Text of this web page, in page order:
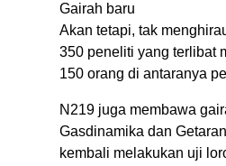
Gairah baru
Akan tetapi, tak
350 peneliti yang terlibat
150 orang di antaranya
N219 juga membawa
Gasdinamika dan
kembali melakukan uji